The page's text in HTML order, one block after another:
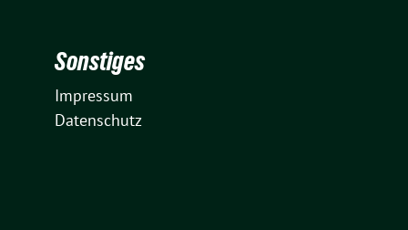
Sonstiges
Impressum
Datenschutz